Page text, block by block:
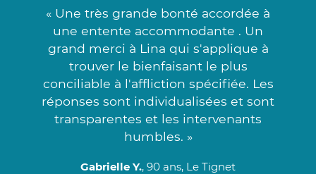
« Une très grande bonté accordée à
une entente accommodante . Un
grand merci à Lina qui s'applique à
trouver le bienfaisant le plus
conciliable à l'affliction spécifiée. Les
réponses sont individualisées et sont
transparentes et les intervenants
humbles. »
Gabrielle Y., 90 ans, Le Tignet